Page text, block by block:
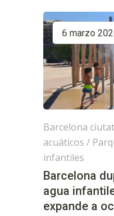
6 marzo
Barcelona
acuáticos /
infantiles
Barcelona
agua
expande a